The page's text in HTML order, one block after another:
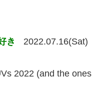
き 2022.07.16(Sat)
2022 (and the